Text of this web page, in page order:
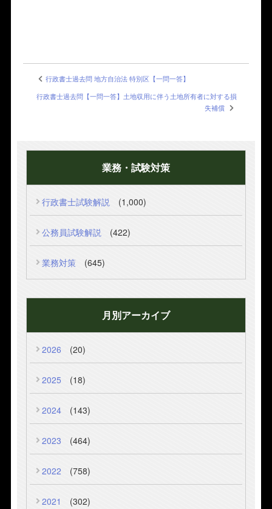
行政書士過去問 地方自治法 特別区【一問一答】
行政書士過去問【一問一答】土地収用に伴う土地所有者に対する損
失補償
業務・試験対策
行政書士試験解説 (1,000)
公務員試験解説 (422)
業務対策 (645)
月別アーカイブ
2026 (20)
2025 (18)
2024 (143)
2023 (464)
2022 (758)
2021 (302)